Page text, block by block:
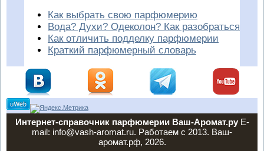
Как выбрать свою парфюмерию
Вода? Духи? Одеколон? Как разобраться
Как отличить подделку парфюмерии
Краткий парфюмерный словарь
Интернет-справочник парфюмерии Ваш-Аромат.руE-
mail: info@vash-aromat.ru. Работаем с 2013. Ваш-
аромат.рф, 2026.